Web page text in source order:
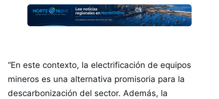
“En este contexto, la electrificación de equipos
mineros es una alternativa promisoria para la
descarbonización del sector. Además, la